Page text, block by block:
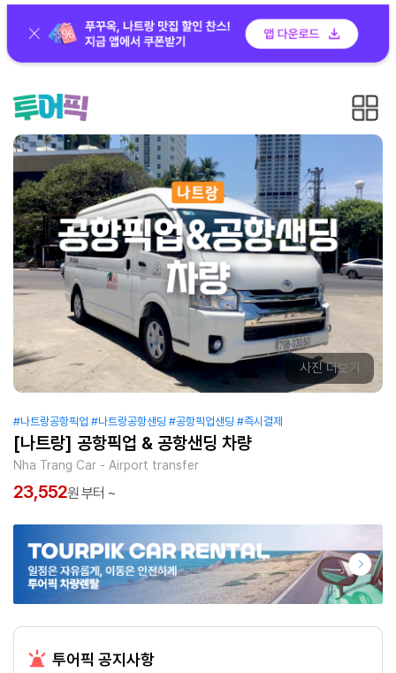
사진 더보기
#나트랑공항픽업 #나트랑공항샌딩 #공항픽업샌딩 #즉시결제
[나트랑] 공항픽업 & 공항샌딩 차량
Nha Trang Car - Airport transfer
23,552원 부터 ~
투어픽 공지사항